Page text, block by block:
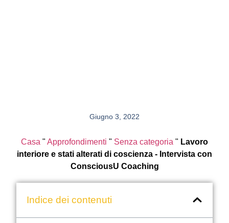
Giugno 3, 2022
Casa " Approfondimenti " Senza categoria " Lavoro
interiore e stati alterati di coscienza - Intervista con
ConsciousU Coaching
Indice dei contenuti